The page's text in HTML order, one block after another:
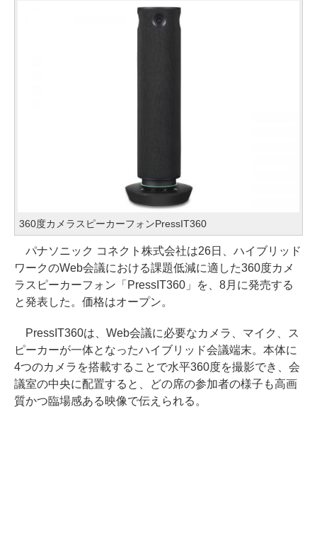
360度カメラスピーカーフォンPressIT360
パナソニック コネクト株式会社は26日、ハイブリッド
ワークのWeb会議における課題低減に適した360度カメ
ラスピーカーフォン「PressIT360」を、8月に発売する
と発表した。価格はオープン。
PressIT360は、Web会議に必要なカメラ、マイク、ス
ピーカーが一体となったハイブリッド会議端末。本体に
4つのカメラを搭載することで水平360度を撮影でき、会
議室の中央に配置すると、どの席の参加者の様子も高画
質かつ臨場感ある映像で伝えられる。